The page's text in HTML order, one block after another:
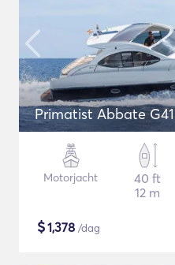
Primatist Abbate G41
Motorjacht
40 ft
12 m
$1,378 /dag